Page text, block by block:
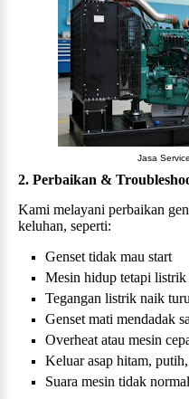
Jasa
2. Perbaikan &
Kami melayani perbaikan
keluhan, seperti:
Genset tidak mau start
Mesin hidup tetapi
Tegangan listrik naik
Genset mati mendadak
Overheat atau mesin
Keluar asap hitam,
Suara mesin tidak normal